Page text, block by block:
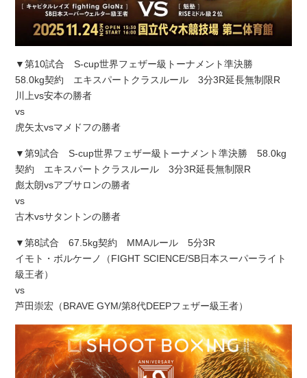
▼第10試合 S-cup世界フェザー級トーナメント準決勝
58.0kg契約 エキスパートクラスルール 3分3R延長無制限R
川上vs安本の勝者
vs
虎矢太vsマメドフの勝者
▼第9試合 S-cup世界フェザー級トーナメント準決勝 58.0kg
契約 エキスパートクラスルール 3分3R延長無制限R
彪太朗vsアブサロンの勝者
vs
古木vsサタントンの勝者
▼第8試合 67.5kg契約 MMAルール 5分3R
イモト・ボルケーノ（FIGHT SCIENCE/SB日本スーパーライト
級王者）
vs
芦田崇宏（BRAVE GYM/第8代DEEPフェザー級王者）